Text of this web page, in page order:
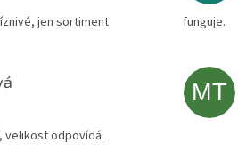
jen sortiment
funguje.
z 5 hvězdiček.
velikost odpovídá.
MT